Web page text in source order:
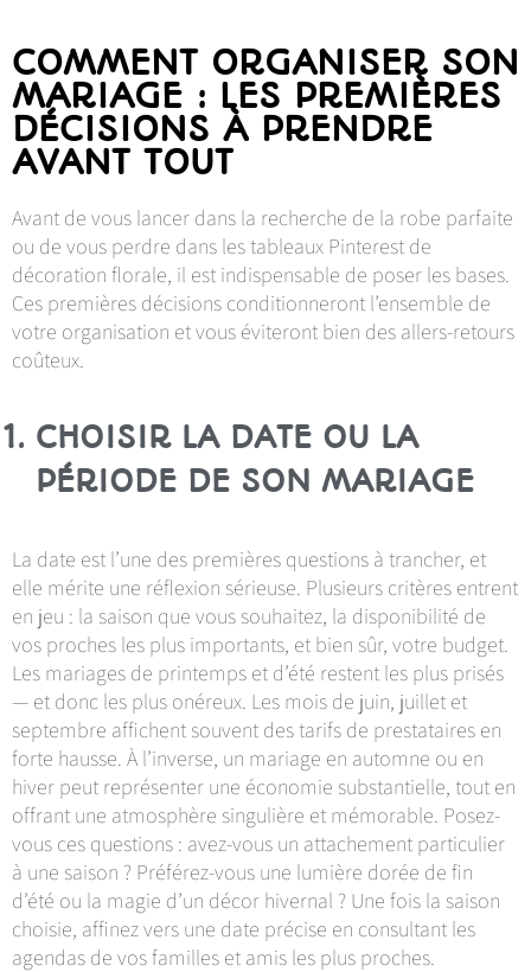
COMMENT ORGANISER SON
MARIAGE : LES PREMIÈRES
DÉCISIONS À PRENDRE
AVANT TOUT
Avant de vous lancer dans la recherche de la robe parfaite
ou de vous perdre dans les tableaux Pinterest de
décoration florale, il est indispensable de poser les bases.
Ces premières décisions conditionneront l’ensemble de
votre organisation et vous éviteront bien des allers-retours
coûteux.
CHOISIR LA DATE OU LA
PÉRIODE DE SON MARIAGE
La date est l’une des premières questions à trancher, et
elle mérite une réflexion sérieuse. Plusieurs critères entrent
en jeu : la saison que vous souhaitez, la disponibilité de
vos proches les plus importants, et bien sûr, votre budget.
Les mariages de printemps et d’été restent les plus prisés
— et donc les plus onéreux. Les mois de juin, juillet et
septembre affichent souvent des tarifs de prestataires en
forte hausse. À l’inverse, un mariage en automne ou en
hiver peut représenter une économie substantielle, tout en
offrant une atmosphère singulière et mémorable. Posez-
vous ces questions : avez-vous un attachement particulier
à une saison ? Préférez-vous une lumière dorée de fin
d’été ou la magie d’un décor hivernal ? Une fois la saison
choisie, affinez vers une date précise en consultant les
agendas de vos familles et amis les plus proches.